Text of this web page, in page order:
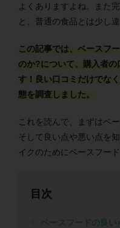
よくありますよね。また
と、普通の食品とは少し
この記事では、ベースフ
のか?について、購入者の
す！良い口コミだけでな
態を調査しました。
これを読んで、まずはベ
そして良い点や悪い点を
イクのためにベースフー
目次
ベースフードの良い